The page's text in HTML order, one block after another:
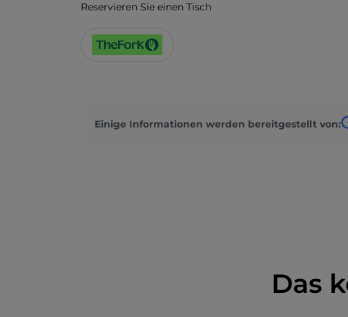
Reservieren Sie einen Tisch
Einige Informationen werden bereitgestellt von:
Das